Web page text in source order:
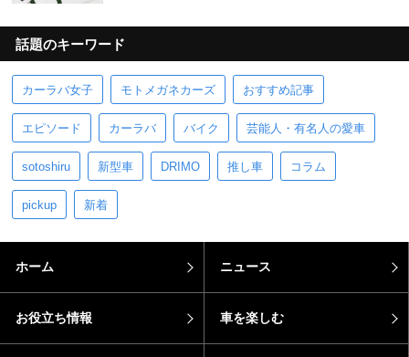
話題のキーワード
カーラバ女子 モトメガネカーズ おすすめ記事
エピソード カーラバ バイク 芸能人・有名人の愛車
sotoshiru 新型車 DRIMO 推し車 コラム
pickup 新着
ホーム ニュース
お役立ち情報 車を楽しむ